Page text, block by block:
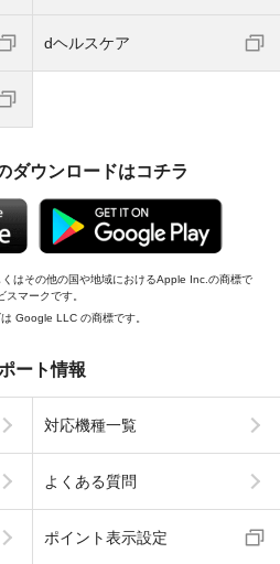
dヘルスケア
ダウンロードはコチラ
はその他の国や地域におけるApple Inc.の商標で
マークです。
Google LLC の商標です。
ート情報
対応機種一覧
よくある質問
ポイント表示設定